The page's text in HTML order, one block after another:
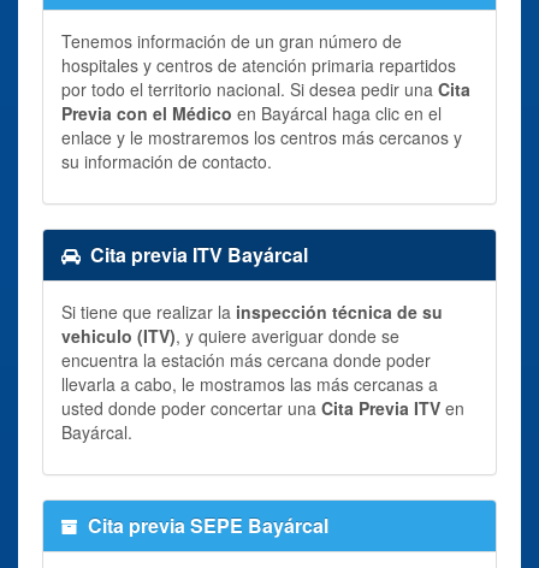
Tenemos información de un gran número de
hospitales y centros de atención primaria repartidos
por todo el territorio nacional. Si desea pedir una Cita
Previa con el Médico en Bayárcal haga clic en el
enlace y le mostraremos los centros más cercanos y
su información de contacto.
Cita previa ITV Bayárcal
Si tiene que realizar la inspección técnica de su
vehiculo (ITV), y quiere averiguar donde se
encuentra la estación más cercana donde poder
llevarla a cabo, le mostramos las más cercanas a
usted donde poder concertar una Cita Previa ITV en
Bayárcal.
Cita previa SEPE Bayárcal